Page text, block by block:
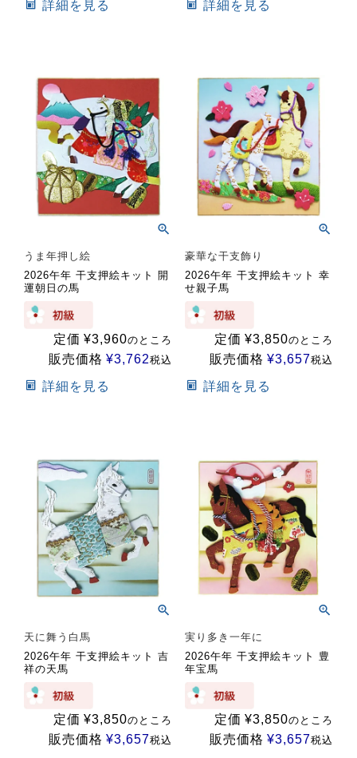
詳細を見る 詳細を見る
うま年押し絵
2026午年 干支押絵キット 開
運朝日の馬
定価 ¥3,960のところ
販売価格 ¥3,762税込
詳細を見る
豪華な干支飾り
2026午年 干支押絵キット 幸
せ親子馬
定価 ¥3,850のところ
販売価格 ¥3,657税込
詳細を見る
天に舞う白馬
2026午年 干支押絵キット 吉
祥の天馬
定価 ¥3,850のところ
販売価格 ¥3,657税込
実り多き一年に
2026午年 干支押絵キット 豊
年宝馬
定価 ¥3,850のところ
販売価格 ¥3,657税込